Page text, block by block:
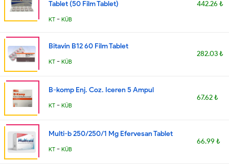
Tablet (50 Film Tablet)
KT - KÜB
442.26 ₺
Bitavin B12 60 Film Tablet
KT - KÜB
282.03 ₺
B-komp Enj. Coz. Iceren 5 Ampul
KT - KÜB
67.62 ₺
Multi-b 250/250/1 Mg Efervesan Tablet
KT - KÜB
66.99 ₺